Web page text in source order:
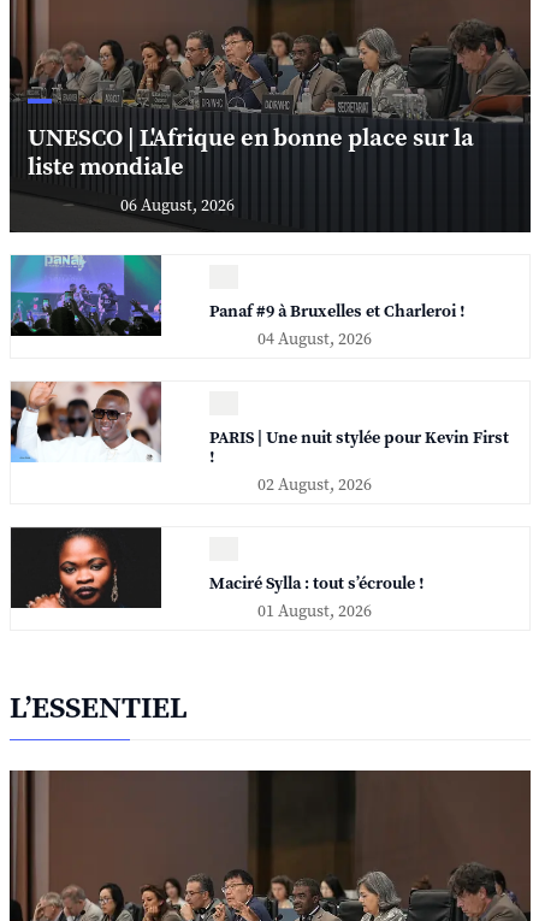
UNESCO | L'Afrique en bonne place sur la
liste mondiale
06 August, 2026
Panaf #9 à Bruxelles et Charleroi !
04 August, 2026
PARIS | Une nuit stylée pour Kevin First
!
02 August, 2026
Maciré Sylla : tout s’écroule !
01 August, 2026
L’ESSENTIEL